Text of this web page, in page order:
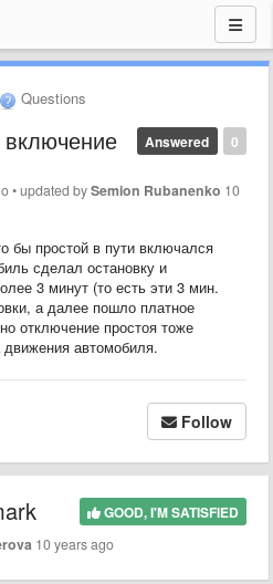
Questions
0
Answered
•updated bySemion Rubanenko 10
бы простой в пути включался
сделал остановку и
3 минут (то есть эти 3 мин.
а далее пошло платное
отключение простоя тоже
автомобиля.
Follow
GOOD, I'M SATISFIED
10 years ago